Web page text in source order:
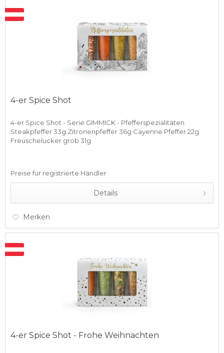
4-er Spice Shot
4-er Spice Shot - Serie GIMMICK - Pfefferspezialitäten
Steakpfeffer 33g Zitronenpfeffer 36g Cayenne Pfeffer 22g
Freuschelucker grob 31g
Preise für registrierte Händler
Details
Merken
4-er Spice Shot - Frohe Weihnachten